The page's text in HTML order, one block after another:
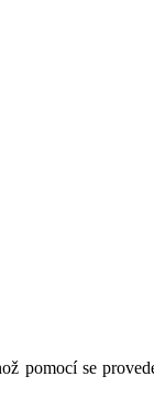
pomocí se